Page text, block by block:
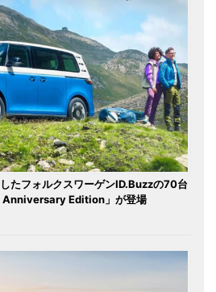
たフォルクスワーゲンID.Buzzの70台
Anniversary Edition」が登場